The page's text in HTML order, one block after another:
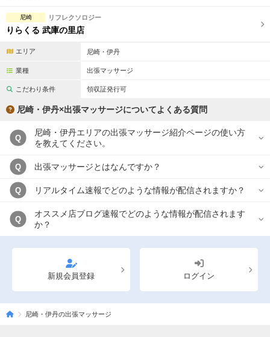
尼崎 リフレクソロジー
りらくる 武庫の里店
エリア 尼崎・伊丹
業種 出張マッサージ
こだわり条件 領収証発行可
尼崎・伊丹×出張マッサージについてよくある質問
Q
尼崎・伊丹エリアの出張マッサージ紹介ページの使い方
を教えてください。
Q 出張マッサージとはなんですか？
Q リアルタイム速報でどのような情報が配信されますか？
Q
オススメ店ブログ速報でどのような情報が配信されます
か？
新規会員登録 ログイン
尼崎・伊丹の出張マッサージ